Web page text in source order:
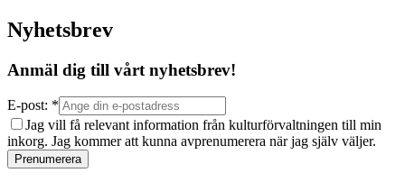
Nyhetsbrev
Anmäl dig till vårt nyhetsbrev!
E-post: *
Jag vill få relevant information från kulturförvaltningen till min
inkorg. Jag kommer att kunna avprenumerera när jag själv väljer.
Prenumerera